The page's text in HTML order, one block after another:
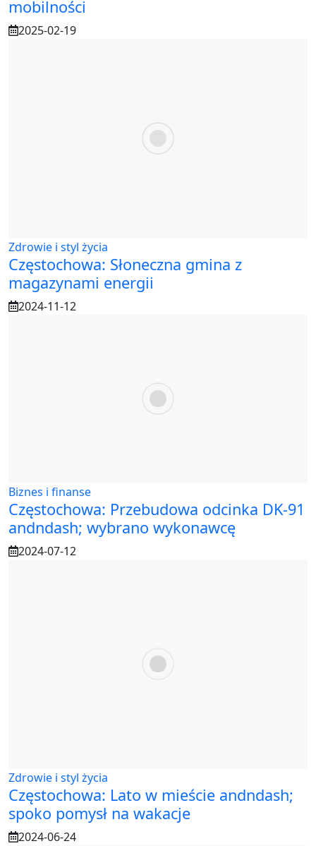
mobilności
2025-02-19
Zdrowie i styl życia
Częstochowa: Słoneczna gmina z
magazynami energii
2024-11-12
Biznes i finanse
Częstochowa: Przebudowa odcinka DK-91
andndash; wybrano wykonawcę
2024-07-12
Zdrowie i styl życia
Częstochowa: Lato w mieście andndash;
spoko pomysł na wakacje
2024-06-24